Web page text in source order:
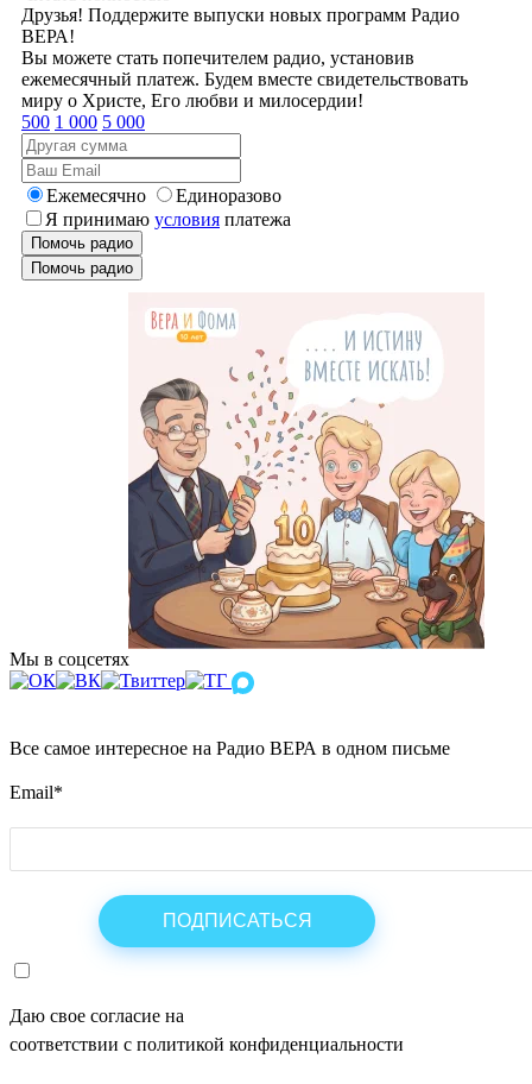
Друзья! Поддержите выпуски новых программ Радио
ВЕРА!
Вы можете стать попечителем радио, установив
ежемесячный платеж. Будем вместе свидетельствовать
миру о Христе, Его любви и милосердии!
500 1 000 5 000
Ежемесячно
Единоразово
Я принимаю условия платежа
Помочь радио
Помочь радио
Мы в соцсетях
Все самое интересное на Радио ВЕРА в одном письме
Email*
Даю свое согласие на
соответствии с политикой конфиденциальности